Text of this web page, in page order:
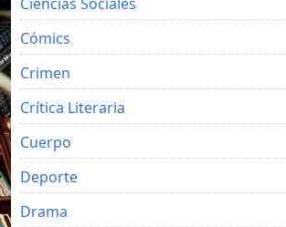
Cómics
Crimen
Crítica Literaria
Cuerpo
Deporte
Drama